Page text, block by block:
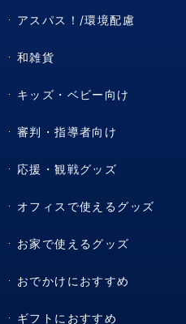
アスパス！/環境配慮
和雑貨
キッズ・ベビー向け
審判・指導者向け
応援・観戦グッズ
オフィスで使えるグッズ
お家で使えるグッズ
おでかけにおすすめ
ギフトにおすすめ